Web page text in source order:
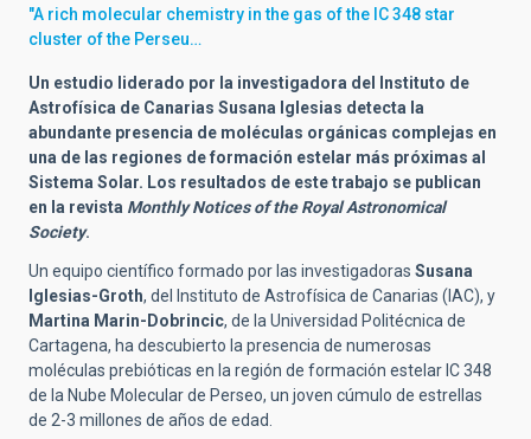
"A rich molecular chemistry in the gas of the IC 348 star
cluster of the Perseu…
Un estudio liderado por la investigadora del Instituto de
Astrofísica de Canarias Susana Iglesias detecta la
abundante presencia de moléculas orgánicas complejas en
una de las regiones de formación estelar más próximas al
Sistema Solar. Los resultados de este trabajo se publican
en la revista Monthly Notices of the Royal Astronomical
Society.
Un equipo científico formado por las investigadoras Susana
Iglesias-Groth, del Instituto de Astrofísica de Canarias (IAC), y
Martina Marin-Dobrincic, de la Universidad Politécnica de
Cartagena, ha descubierto la presencia de numerosas
moléculas prebióticas en la región de formación estelar IC 348
de la Nube Molecular de Perseo, un joven cúmulo de estrellas
de 2-3 millones de años de edad.